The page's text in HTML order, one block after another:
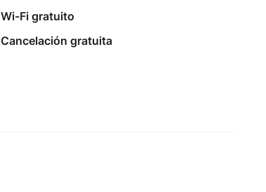
Wi-Fi gratuito
Cancelación gratuita